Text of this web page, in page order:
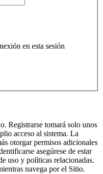
en esta sesión
Registrarse tomará solo unos
acceso al sistema. La
otorgar permisos adicionales
asegúrese de estar
uso y políticas relacionadas.
navega por el Sitio.